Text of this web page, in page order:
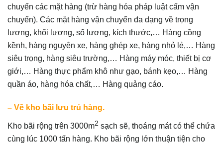
chuyển các mặt hàng (trừ hàng hóa pháp luật cấm vận
chuyển). Các mặt hàng vận chuyển đa dạng về trọng
lượng, khối lượng, số lượng, kích thước,… Hàng cồng
kềnh, hàng nguyên xe, hàng ghép xe, hàng nhỏ lẻ,… Hàng
siêu trọng, hàng siêu trường,… Hàng máy móc, thiết bị cơ
giới,… Hàng thực phẩm khô như gạo, bánh kẹo,… Hàng
quần áo, hàng hóa chất,… Hàng quảng cáo.
– Về kho bãi lưu trú hàng.
Kho bãi rộng trên 3000m2 sạch sẽ, thoáng mát có thể chứa
cùng lúc 1000 tấn hàng. Kho bãi rộng lớn thuận tiện cho